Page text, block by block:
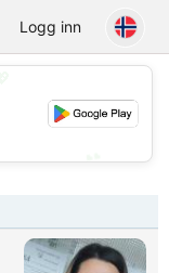
Logg inn